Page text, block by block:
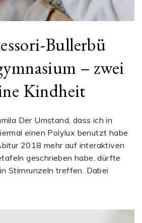
Bullerbü
– zwei
Kindheit
Der Umstand, dass ich in
einen Polylux benutzt habe
2018 mehr auf interaktiven
geschrieben habe, dürfte
Stirnrunzeln treffen. Dabei